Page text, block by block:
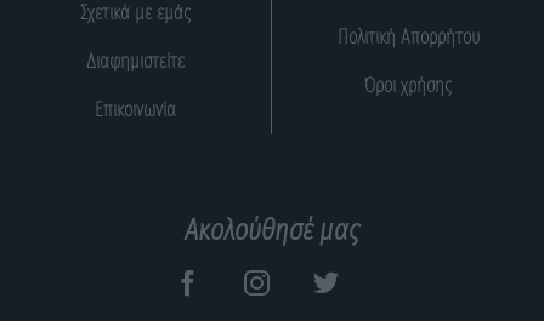
Σχετικά με εμάς
Διαφημιστείτε
Επικοινωνία
Πολιτική Απορρήτου
Όροι χρήσης
Ακολούθησέ μας